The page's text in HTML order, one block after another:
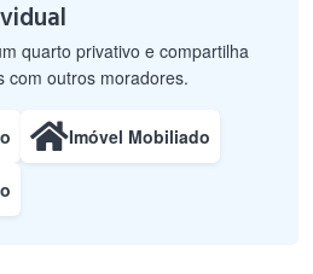
quarto privativo e compartilha
com outros moradores.
Imóvel Mobiliado